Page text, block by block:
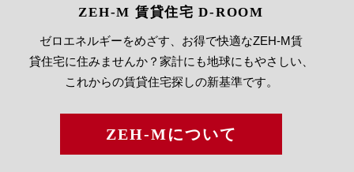
ZEH-M 賃貸住宅 D-ROOM
ゼロエネルギーをめざす、お得で快適なZEH-M賃
貸住宅に住みませんか？家計にも地球にもやさしい、
これからの賃貸住宅探しの新基準です。
ZEH-Mについて